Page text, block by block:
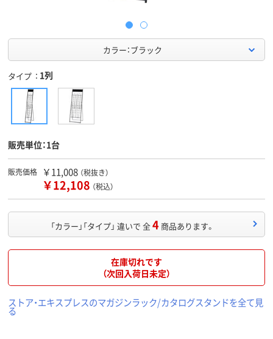
カラー：ブラック
タイプ 1列
販売単位：1台
販売価格 ￥11,008 （税抜き）
￥12,108 （税込）
「カラー」「タイプ」 違いで 全4 商品あります。
在庫切れです
（次回入荷日未定）
ストア・エキスプレスのマガジンラック/カタログスタンドを全て見
る